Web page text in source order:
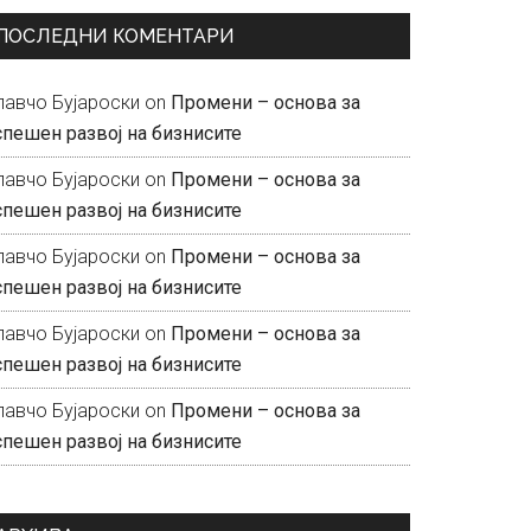
КОМЕНТАРИ
Бујароски on Промени – основа за
развој на бизнисите
Бујароски on Промени – основа за
развој на бизнисите
Бујароски on Промени – основа за
развој на бизнисите
Бујароски on Промени – основа за
развој на бизнисите
Бујароски on Промени – основа за
развој на бизнисите